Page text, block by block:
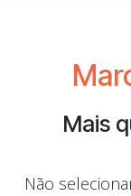
Mais
Não